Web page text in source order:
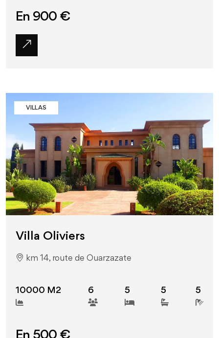
En 900 €
VILLAS
Villa Oliviers
km 14, route de Ouarzazate
10000 M2 6 5 5 5